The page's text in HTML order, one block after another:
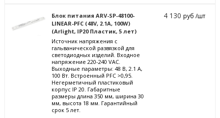
Блок питания ARV-SP-48100-
LINEAR-PFC (48V, 2.1A, 100W)
(Arlight, IP20 Пластик, 5 лет)
Источник напряжения с
гальванической развязкой для
светодиодных изделий. Входное
напряжение 220-240 VAC.
Выходные параметры: 48 В, 2.1 А,
100 Вт. Встроенный PFC >0,95.
Негерметичный пластиковый
корпус IP 20. Габаритные
размеры длина 350 мм, ширина 30
мм, высота 18 мм. Гарантийный
срок 5 лет.
4 130руб /шт